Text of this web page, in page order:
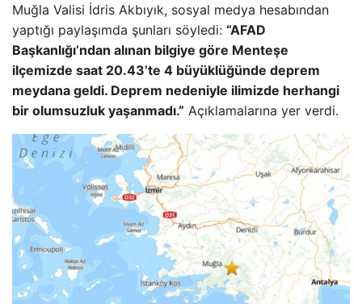
Muğla Valisi İdris Akbıyık, sosyal medya hesabından
yaptığı paylaşımda şunları söyledi: “AFAD
Başkanlığı’ndan alınan bilgiye göre Menteşe
ilçemizde saat 20.43’te 4 büyüklüğünde deprem
meydana geldi. Deprem nedeniyle ilimizde herhangi
bir olumsuzluk yaşanmadı.” Açıklamalarına yer verdi.